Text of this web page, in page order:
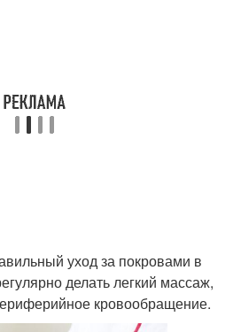
уход за покровами в
делать легкий массаж,
кровообращение.